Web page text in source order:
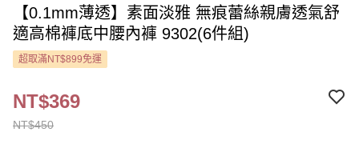
【0.1mm薄透】素面淡雅 無痕蕾絲親膚透氣舒
適高棉褲底中腰內褲 9302(6件組)
超取滿NT$899免運
NT$450
NT$369